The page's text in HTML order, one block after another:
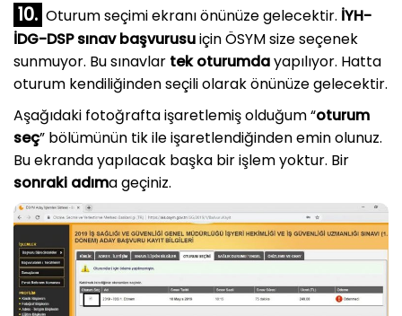
10. Oturum seçimi ekranı önünüze gelecektir. İYH-
İDG-DSP sınav başvurusuiçin ÖSYM size seçenek
sunmuyor. Bu sınavlar tek oturumdayapılıyor. Hatta
oturum kendiliğinden seçili olarak önünüze gelecektir.
Aşağıdaki fotoğrafta işaretlemiş olduğum “oturum
seç” bölümünün tik ile işaretlendiğinden emin olunuz.
Bu ekranda yapılacak başka bir işlem yoktur. Bir
sonraki adıma geçiniz.